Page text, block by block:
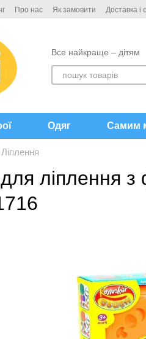
Про нас Як замовити Доставка і
Все найкраще – дітям
Одяг Самим
Ліплення
для ліплення